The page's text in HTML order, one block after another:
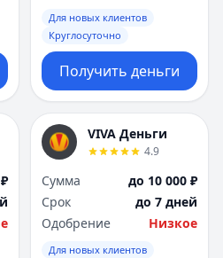
Для новых клиентов
Круглосуточно
Получить деньги
VIVA Деньги
4.9
Сумма
до 10 000 ₽
Срок
до 7 дней
Одобрение
Низкое
Для новых клиентов